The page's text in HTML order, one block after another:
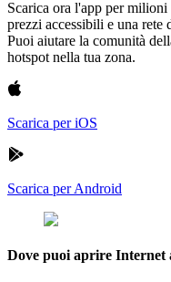
Scarica ora l'app per
prezzi accessibili e una
Puoi aiutare la comunità
hotspot nella tua zona.
Scarica per iOS
Scarica per Android
Dove puoi aprire Internet